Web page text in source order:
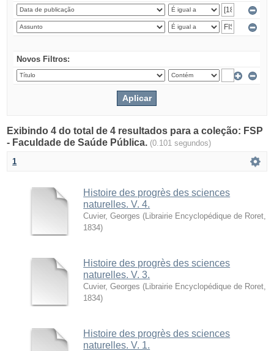
Novos Filtros:
Exibindo 4 do total de 4 resultados para a coleção: FSP
- Faculdade de Saúde Pública. (0.101 segundos)
1
Histoire des progrès des sciences
naturelles. V. 4.
Cuvier, Georges ( Librairie Encyclopédique de Roret
1834)
Histoire des progrès des sciences
naturelles. V. 3.
Cuvier, Georges ( Librairie Encyclopédique de Roret
1834)
Histoire des progrès des sciences
naturelles. V. 1.